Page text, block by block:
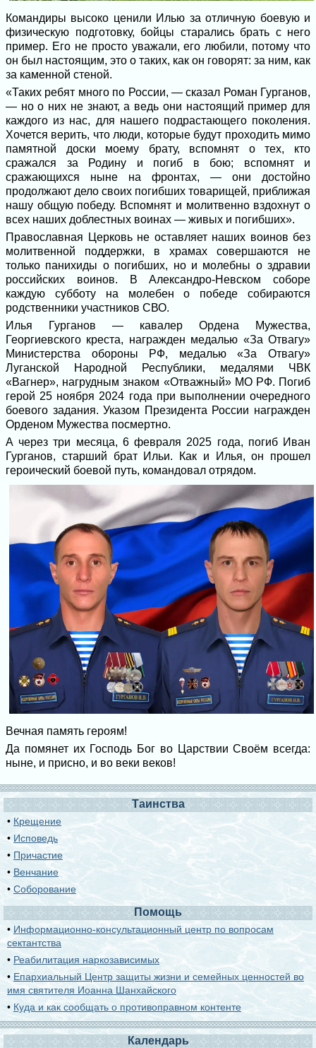
Командиры высоко ценили Илью за отличную боевую и
физическую подготовку, бойцы старались брать с него
пример. Его не просто уважали, его любили, потому что
он был настоящим, это о таких, как он говорят: за ним, как
за каменной стеной.
«Таких ребят много по России, — сказал Роман Гурганов,
— но о них не знают, а ведь они настоящий пример для
каждого из нас, для нашего подрастающего поколения.
Хочется верить, что люди, которые будут проходить мимо
памятной доски моему брату, вспомнят о тех, кто
сражался за Родину и погиб в бою; вспомнят и
сражающихся ныне на фронтах, — они достойно
продолжают дело своих погибших товарищей, приближая
нашу общую победу. Вспомнят и молитвенно вздохнут о
всех наших доблестных воинах — живых и погибших».
Православная Церковь не оставляет наших воинов без
молитвенной поддержки, в храмах совершаются не
только панихиды о погибших, но и молебны о здравии
российских воинов. В Александро-Невском соборе
каждую субботу на молебен о победе собираются
родственники участников СВО.
Илья Гурганов — кавалер Ордена Мужества,
Георгиевского креста, награжден медалью «За Отвагу»
Министерства обороны РФ, медалью «За Отвагу»
Луганской Народной Республики, медалями ЧВК
«Вагнер», нагрудным знаком «Отважный» МО РФ. Погиб
герой 25 ноября 2024 года при выполнении очередного
боевого задания. Указом Президента России награжден
Орденом Мужества посмертно.
А через три месяца, 6 февраля 2025 года, погиб Иван
Гурганов, старший брат Ильи. Как и Илья, он прошел
героический боевой путь, командовал отрядом.
Вечная память героям!
Да помянет их Господь Бог во Царствии Своём всегда:
ныне, и присно, и во веки веков!
Таинства
• Крещение
• Исповедь
• Причастие
• Венчание
•Соборование
Помощь
• Информационно-консультационный центр по вопросам
сектантства
• Реабилитация наркозависимых
• Епархиальный Центр защиты жизни и семейных ценностей во
имя святителя Иоанна Шанхайского
• Куда и как сообщать о противоправном контенте
Календарь